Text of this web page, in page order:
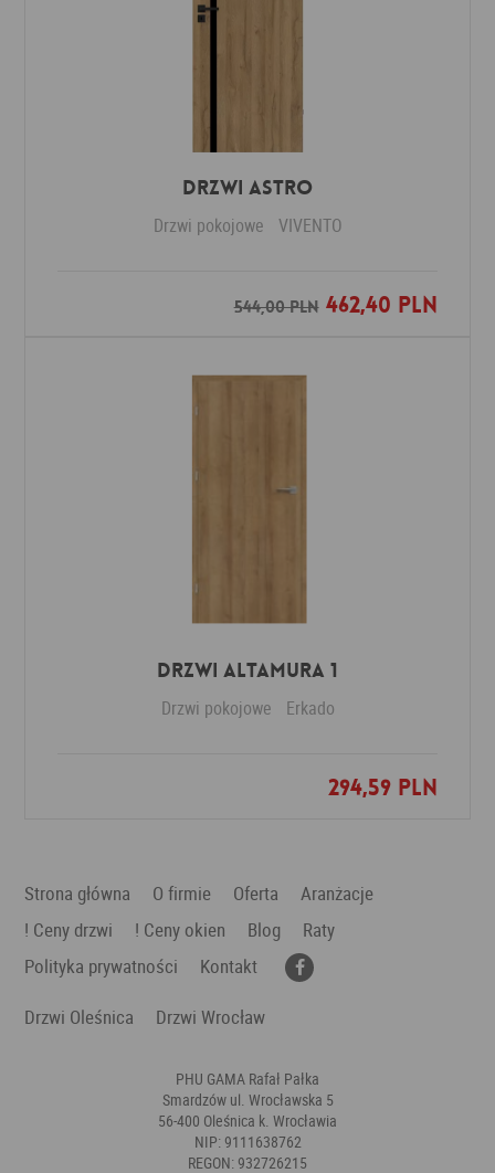
Drzwi ASTRO
Drzwi pokojowe VIVENTO
544,00 PLN462,40 PLN
Dodaj do ulubionych
Drzwi Altamura 1
Drzwi pokojowe Erkado
294,59 PLN
Dodaj do ulubionych
Strona główna O firmie Oferta
Aranżacje
! Ceny drzwi
! Ceny okien Blog
Raty
Polityka prywatności
Kontakt
Drzwi Oleśnica
Drzwi Wrocław
PHU GAMA Rafał Pałka
Smardzów ul. Wrocławska 5
56-400 Oleśnica k. Wrocławia
NIP: 9111638762
REGON: 932726215